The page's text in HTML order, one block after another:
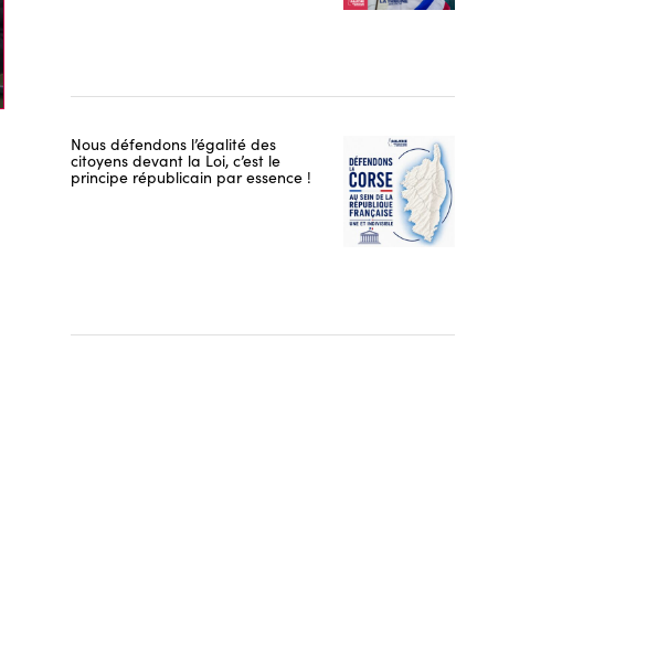
Nous défendons l’égalité des
citoyens devant la Loi, c’est le
principe républicain par essence !